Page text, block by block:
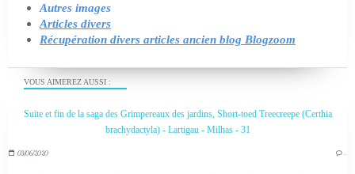
VOUS AIMEREZ AUSSI :
Suite et fin de la saga des Grimpereaux des jardins, Short-toed Treecreepe (Certhia
brachydactyla) - Lartigau - Milhas - 31
03/06/2020 …
Autres images
Articles divers
Récupération divers articles ancien blog Blogzoom